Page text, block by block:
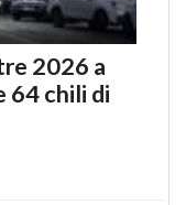
2026 a
64 chili di